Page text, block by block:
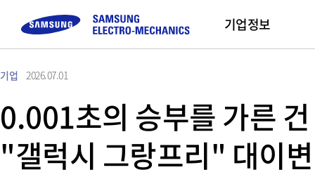
기업정보
삼성전기 소개
CEO 인사말
미션 및 비전
직무 소개
채용프로세스
채용 Tips
MLCC
Inductor
Chip Resistor
Camera Module
FAQ
Buy Now
기업 2026.07.01
0.001초의 승부를 가른
"갤럭시 그랑프리" 대이